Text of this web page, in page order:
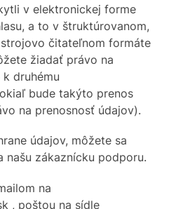
v elektronickej forme
a to v štruktúrovanom,
čitateľnom formáte
žiadať právo na
druhému
bude takýto prenos
na prenosnosť údajov).
údajov, môžete sa
zákaznícku podporu.
na
, poštou na sídle